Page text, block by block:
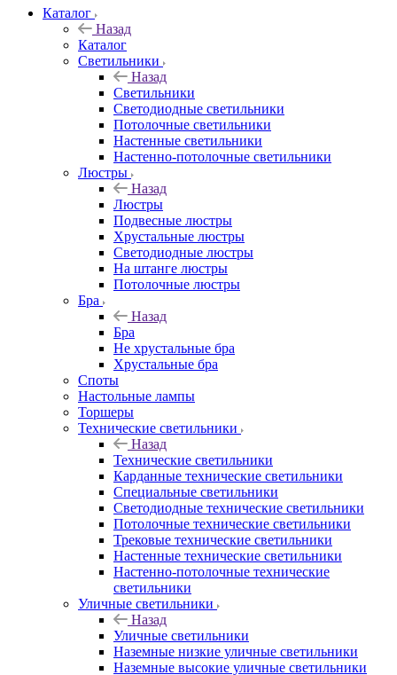
Каталог
Назад
Каталог
Светильники
Назад
Светильники
Светодиодные светильники
Потолочные светильники
Настенные светильники
Настенно-потолочные светильники
Люстры
Назад
Люстры
Подвесные люстры
Хрустальные люстры
Светодиодные люстры
На штанге люстры
Потолочные люстры
Бра
Назад
Бра
Не хрустальные бра
Хрустальные бра
Споты
Настольные лампы
Торшеры
Технические светильники
Назад
Технические светильники
Карданные технические светильники
Специальные светильники
Светодиодные технические светильники
Потолочные технические светильники
Трековые технические светильники
Настенные технические светильники
Настенно-потолочные технические
светильники
Уличные светильники
Назад
Уличные светильники
Наземные низкие уличные светильники
Наземные высокие уличные светильники